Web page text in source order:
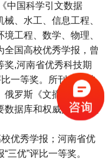
中国科学引文数据
、水工、信息工程、
工程、数学、物理、
全国高校优秀学报，曾
奖,河南省优秀科技期
一等奖。所刊文章被
罗斯《文摘杂志》、
据库和权威文摘固定
优秀学报；河南省优
三优”评比一等奖。